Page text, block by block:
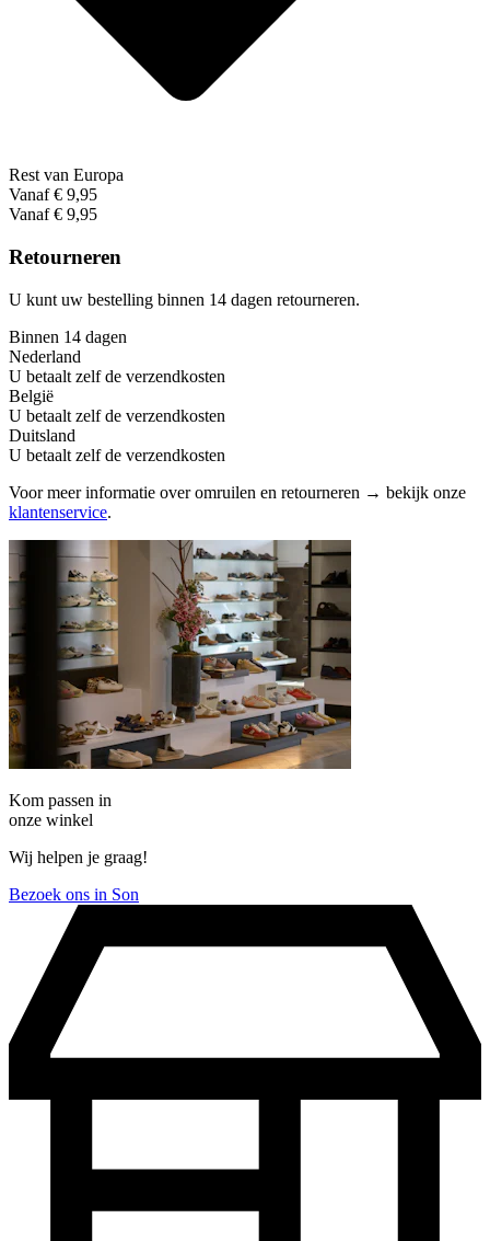
Rest van Europa
Vanaf € 9,95
Vanaf € 9,95
Retourneren
U kunt uw bestelling binnen 14 dagen retourneren.
Binnen 14 dagen
Nederland
U betaalt zelf de verzendkosten
België
U betaalt zelf de verzendkosten
Duitsland
U betaalt zelf de verzendkosten
Voor meer informatie over omruilen en retourneren → bekijk onze
klantenservice.
Kom passen in
onze winkel
Wij helpen je graag!
Bezoek ons in Son